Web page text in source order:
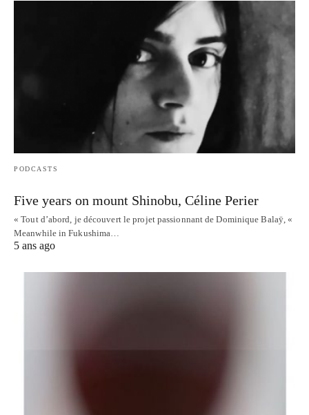
PODCASTS
Five years on mount Shinobu, Céline Perier
« Tout d’abord, je découvert le projet passionnant de Dominique Balaÿ, «
Meanwhile in Fukushima…
5 ans ago